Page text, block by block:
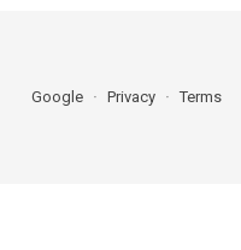
Google Privacy Terms